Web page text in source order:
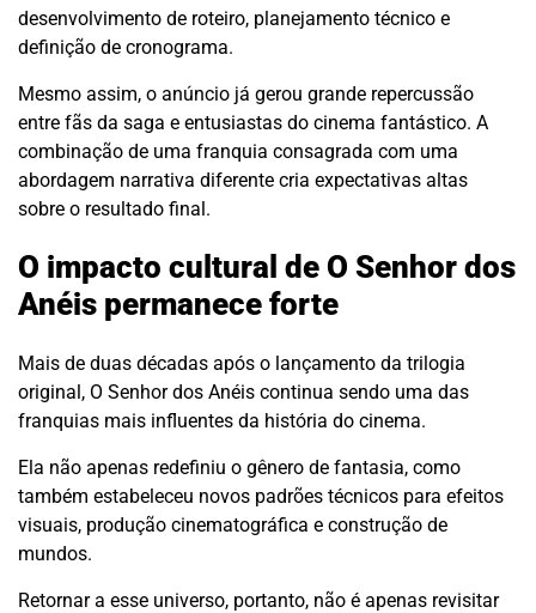
desenvolvimento de roteiro, planejamento técnico e
definição de cronograma.
Mesmo assim, o anúncio já gerou grande repercussão
entre fãs da saga e entusiastas do cinema fantástico. A
combinação de uma franquia consagrada com uma
abordagem narrativa diferente cria expectativas altas
sobre o resultado final.
O impacto cultural de O Senhor dos
Anéis permanece forte
Mais de duas décadas após o lançamento da trilogia
original, O Senhor dos Anéis continua sendo uma das
franquias mais influentes da história do cinema.
Ela não apenas redefiniu o gênero de fantasia, como
também estabeleceu novos padrões técnicos para efeitos
visuais, produção cinematográfica e construção de
mundos.
Retornar a esse universo, portanto, não é apenas revisitar